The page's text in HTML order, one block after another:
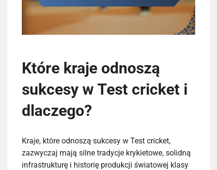
Które kraje odnoszą
sukcesy w Test cricket i
dlaczego?
Kraje, które odnoszą sukcesy w Test cricket,
zazwyczaj mają silne tradycje krykietowe, solidną
infrastrukturę i historię produkcji światowej klasy